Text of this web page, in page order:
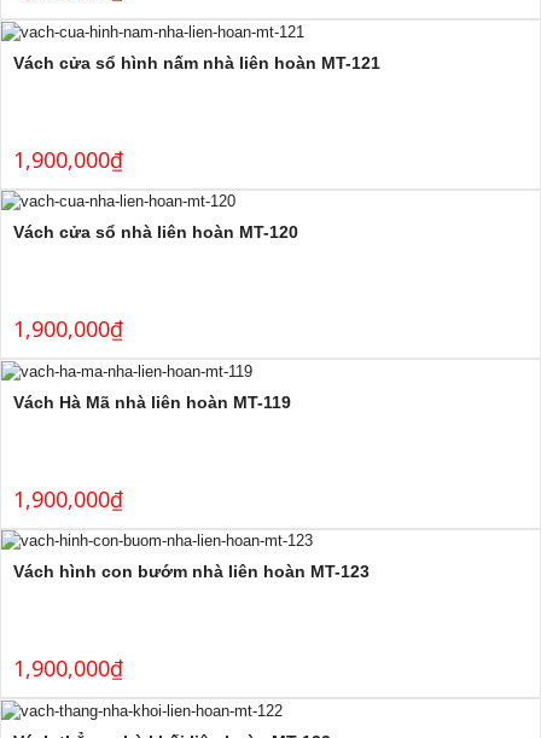
Vách cửa sổ hình nấm nhà liên hoàn MT-121
1,900,000₫
Vách cửa sổ nhà liên hoàn MT-120
1,900,000₫
Vách Hà Mã nhà liên hoàn MT-119
1,900,000₫
Vách hình con bướm nhà liên hoàn MT-123
1,900,000₫